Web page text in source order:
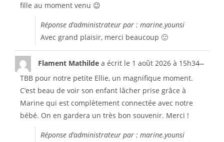
fille au moment venu 😉
Réponse d’administrateur par : marine.younsi
Avec grand plaisir, merci beaucoup 🙂
Flament Mathilde a écrit le 1 août 2026 à 15h34
TBB pour notre petite Ellie, un magnifique moment.
C’est beau de voir son enfant lâcher prise grâce à
Marine qui est complètement connectée avec notre
bébé. On en gardera un très bon souvenir. Merci !
Réponse d’administrateur par : marine.younsi
...